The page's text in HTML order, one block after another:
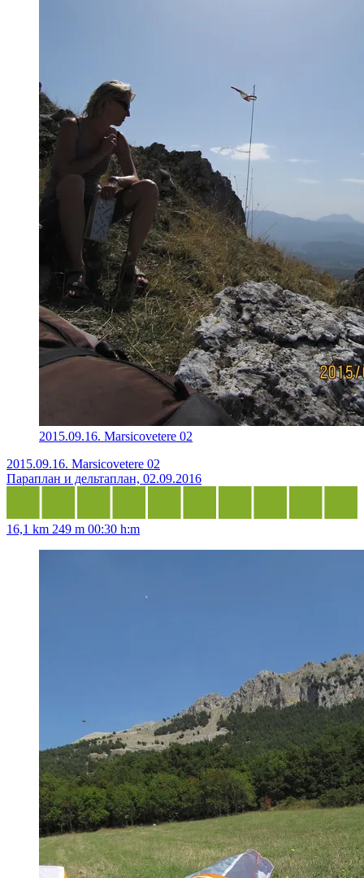
2015.09.16. Marsicovetere 02
2015.09.16. Marsicovetere 02
Параплан и дельтаплан, 02.09.2016
16,1 km 249 m 00:30 h:m